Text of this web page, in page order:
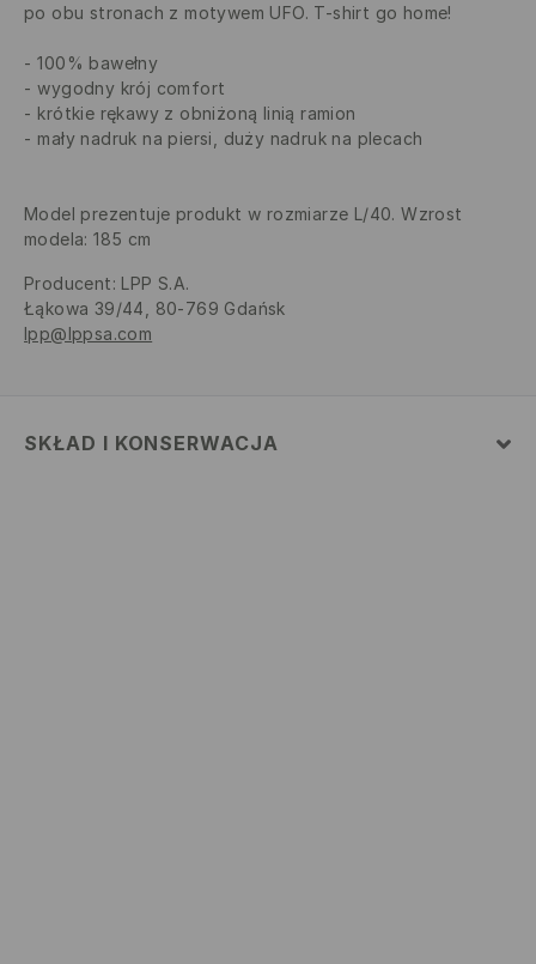
po obu stronach z motywem UFO. T-shirt go home!
100% bawełny
wygodny krój comfort
krótkie rękawy z obniżoną linią ramion
mały nadruk na piersi, duży nadruk na plecach
Model prezentuje produkt w rozmiarze L/40. Wzrost
modela: 185 cm
Producent: LPP S.A.
Łąkowa 39/44, 80-769 Gdańsk
lpp@lppsa.com
SKŁAD I KONSERWACJA